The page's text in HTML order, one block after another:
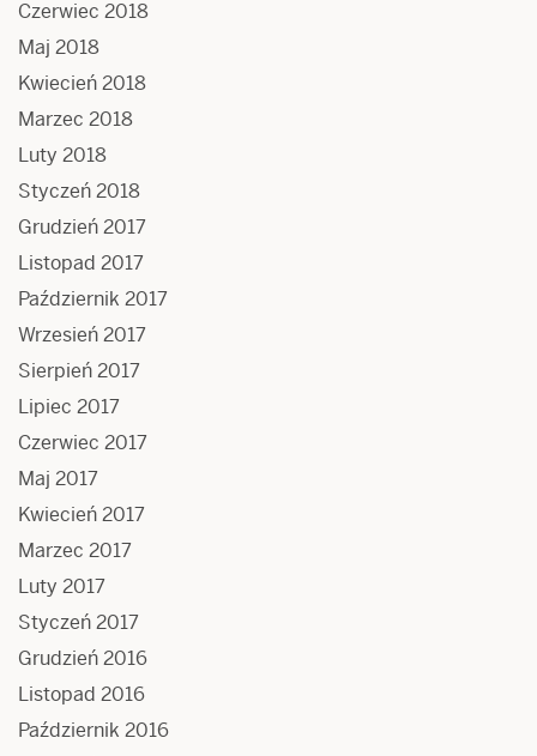
Czerwiec 2018
Maj 2018
Kwiecień 2018
Marzec 2018
Luty 2018
Styczeń 2018
Grudzień 2017
Listopad 2017
Październik 2017
Wrzesień 2017
Sierpień 2017
Lipiec 2017
Czerwiec 2017
Maj 2017
Kwiecień 2017
Marzec 2017
Luty 2017
Styczeń 2017
Grudzień 2016
Listopad 2016
Październik 2016